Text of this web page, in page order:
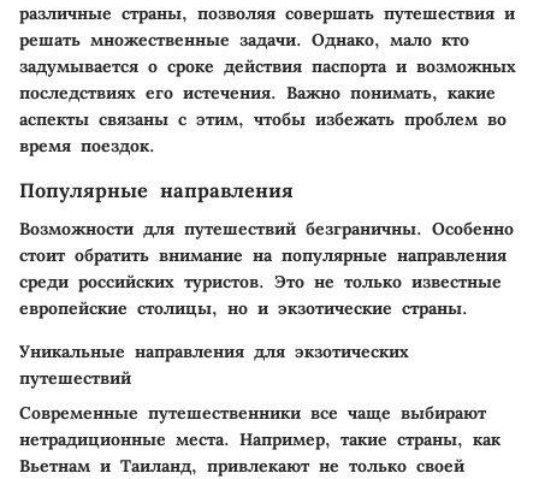
различные страны, позволяя совершать путешествия и
решать множественные задачи. Однако, мало кто
задумывается о сроке действия паспорта и возможных
последствиях его истечения. Важно понимать, какие
аспекты связаны с этим, чтобы избежать проблем во
время поездок.
Популярные направления
Возможности для путешествий безграничны. Особенно
стоит обратить внимание на популярные направления
среди российских туристов. Это не только известные
европейские столицы, но и экзотические страны.
Уникальные направления для экзотических
путешествий
Современные путешественники все чаще выбирают
нетрадиционные места. Например, такие страны, как
Вьетнам и Таиланд, привлекают не только своей